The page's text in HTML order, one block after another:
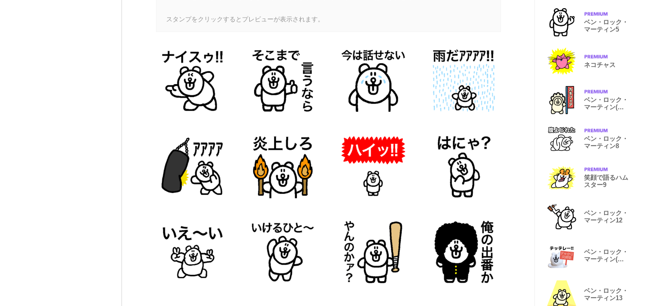
スタンプをクリックするとプレビューが表示されます。
ベン・ロック・
マーティン5
ネコチャス
ベン・ロック・
マーティン(カ
ベン・ロック・
マーティン8
笑顔で語るハム
スター9
ベン・ロック・
マーティン12
ベン・ロック・
マーティン(実
ベン・ロック・
マーティン13